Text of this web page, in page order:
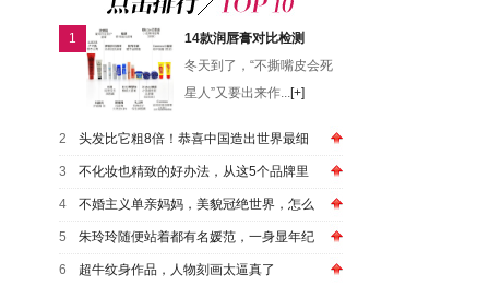
1
14款润唇膏对比检测
冬天到了，“不撕嘴皮会死
星人”又要出来作...[+]
2 头发比它粗8倍！恭喜中国造出世界最细
3 不化妆也精致的好办法，从这5个品牌里
4 不婚主义单亲妈妈，美貌冠绝世界，怎么
5 朱玲玲随便站着都有名媛范，一身显年纪
6 超牛纹身作品，人物刻画太逼真了